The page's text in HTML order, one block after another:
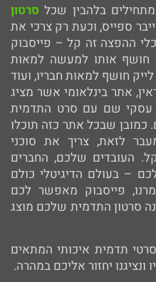
בלהבין שכל סרטון
ספייס, וכעת רק צרכי את
ההפצה זה קל – פייסבוק
אותו למעשה למאות
חושף למאות חבריו, ועוד
אתר בינלאומי אשר מציג
עסקי שם עם סרט התדמית
שבכל אתר כזה תוכלו
לזאת, צריך את סוכני
העובדים שלכם, החברים
– בעולם הדיגיטלי כולם
פייסבוק מאפשר לכם
סרטון התדמית שלכם מוצג
תדמית איכותי המתאים
יחזור אליכם במהרה.